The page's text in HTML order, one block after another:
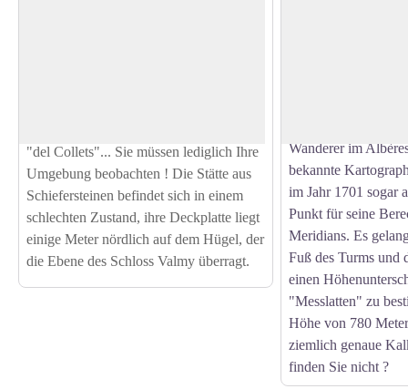
"del Collets"... Sie müssen lediglich Ihre
Umgebung beobachten ! Die Stätte aus
Schiefersteinen befindet sich in einem
schlechten Zustand, ihre Deckplatte liegt
einige Meter nördlich auf dem Hügel, der
die Ebene des Schloss Valmy überragt.
Wanderer im
bekannte
im Jahr 1701 sogar
Punkt für seine
Meridians. Es
Fuß des Turms und
einen
"Messlatten" zu
Höhe von 780
ziemlich genaue
finden Sie nicht ?